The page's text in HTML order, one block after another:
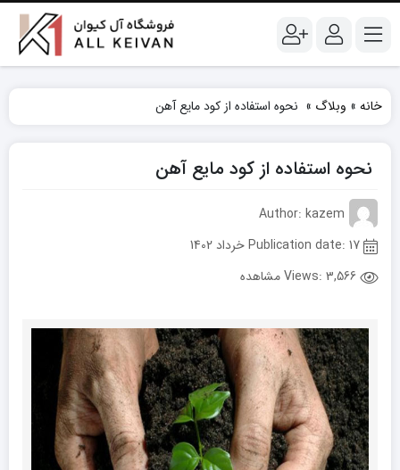
خانه » وبلاگ » نحوه استفاده از کود مایع آهن
نحوه استفاده از کود مایع آهن
Author: kazem
3,566 مشاهده